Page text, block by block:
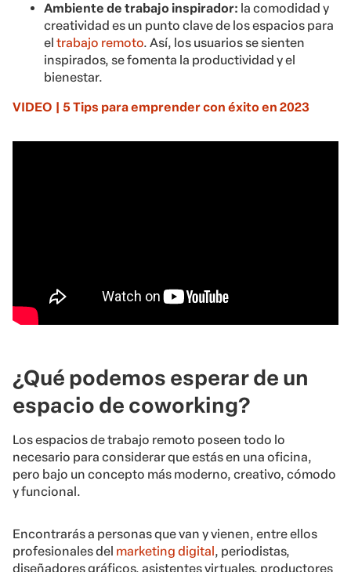
Ambiente de trabajo inspirador: la comodidad y
creatividad es un punto clave de los espacios para
el trabajo remoto. Así, los usuarios se sienten
inspirados, se fomenta la productividad y el
bienestar.
VIDEO | 5 Tips para emprender con éxito en 2023
¿Qué podemos esperar de un
espacio de coworking?
Los espacios de trabajo remoto poseen todo lo
necesario para considerar que estás en una oficina,
pero bajo un concepto más moderno, creativo, cómodo
y funcional.
Encontrarás a personas que van y vienen, entre ellos
profesionales del marketing digital , periodistas,
diseñadores gráficos, asistentes virtuales, productores